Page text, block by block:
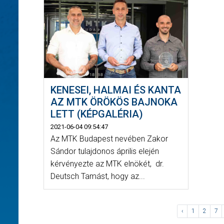
KENESEI, HALMAI ÉS KANTA
AZ MTK ÖRÖKÖS BAJNOKA
LETT (KÉPGALÉRIA)
2021-06-04 09:54:47
Az MTK Budapest nevében Zakor
Sándor tulajdonos április elején
kérvényezte az MTK elnökét, dr.
Deutsch Tamást, hogy az...
‹ 1 2 7